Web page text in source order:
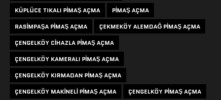
KÜPLÜCE TIKALI PIMAŞ AÇMA
PIMAŞ AÇMA
RASIMPAŞA PIMAŞ AÇMA
ÇEKMEKÖY ALEMDAĞ PIMAŞ AÇMA
ÇENGELKÖY CIHAZLA PIMAŞ AÇMA
ÇENGELKÖY KAMERALI PIMAŞ AÇMA
ÇENGELKÖY KIRMADAN PIMAŞ AÇMA
ÇENGELKÖY MAKINELI PIMAŞ AÇMA
ÇENGELKÖY PIMAŞ AÇMA